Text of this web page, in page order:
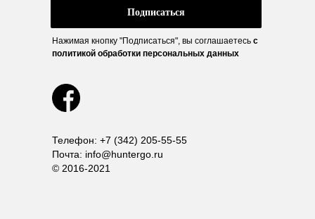
Телефон: +7 (342) 205-55-55
Почта: info@huntergo.ru
© 2016-2021
Нажимая кнопку "Подписаться", вы соглашаетесь с
политикой обработки персональных данных
Подписаться